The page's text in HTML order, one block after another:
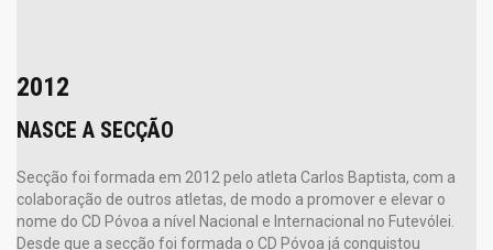
2012
NASCE A SECÇÃO
Secção foi formada em 2012 pelo atleta Carlos Baptista, com a
colaboração de outros atletas, de modo a promover e elevar o
nome do CD Póvoa a nível Nacional e Internacional no Futevólei.
Desde que a secção foi formada o CD Póvoa já conquistou